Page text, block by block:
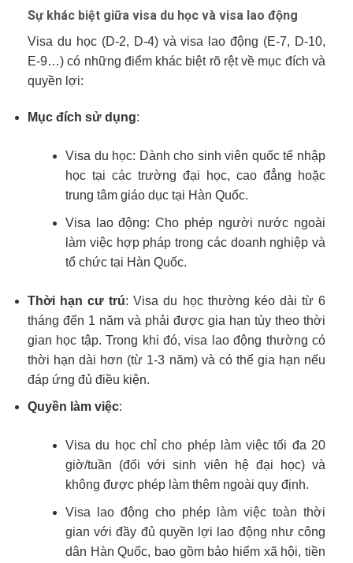
Sự khác biệt giữa visa du học và visa lao động
Visa du học (D-2, D-4) và visa lao động (E-7, D-10,
E-9…) có những điểm khác biệt rõ rệt về mục đích và
quyền lợi:
Mục đích sử dụng:
Visa du học: Dành cho sinh viên quốc tế nhập
học tại các trường đại học, cao đẳng hoặc
trung tâm giáo dục tại Hàn Quốc.
Visa lao động: Cho phép người nước ngoài
làm việc hợp pháp trong các doanh nghiệp và
tổ chức tại Hàn Quốc.
Thời hạn cư trú: Visa du học thường kéo dài từ 6
tháng đến 1 năm và phải được gia hạn tùy theo thời
gian học tập. Trong khi đó, visa lao động thường có
thời hạn dài hơn (từ 1-3 năm) và có thể gia hạn nếu
đáp ứng đủ điều kiện.
Quyền làm việc:
Visa du học chỉ cho phép làm việc tối đa 20
giờ/tuần (đối với sinh viên hệ đại học) và
không được phép làm thêm ngoài quy định.
Visa lao động cho phép làm việc toàn thời
gian với đầy đủ quyền lợi lao động như công
dân Hàn Quốc, bao gồm bảo hiểm xã hội, tiền